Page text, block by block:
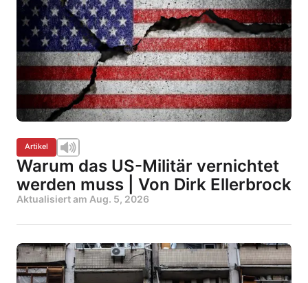
Artikel
Warum das US-Militär vernichtet
werden muss | Von Dirk Ellerbrock
Aktualisiert am Aug. 5, 2026